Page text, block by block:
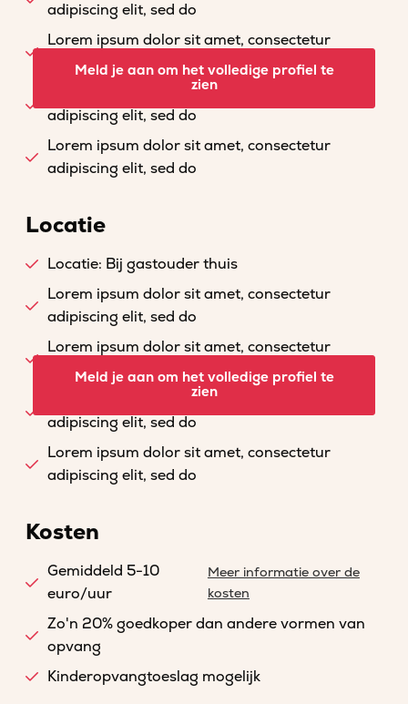
adipiscing elit, sed do
Lorem ipsum dolor sit amet, consectetur
adipiscing elit, sed do
Lorem ipsum dolor sit amet, consectetur
adipiscing elit, sed do
Lorem ipsum dolor sit amet, consectetur
adipiscing elit, sed do
Meld je aan om het volledige profiel te
zien
Locatie
Locatie: Bij gastouder thuis
Lorem ipsum dolor sit amet, consectetur
adipiscing elit, sed do
Lorem ipsum dolor sit amet, consectetur
adipiscing elit, sed do
Lorem ipsum dolor sit amet, consectetur
adipiscing elit, sed do
Lorem ipsum dolor sit amet, consectetur
adipiscing elit, sed do
Meld je aan om het volledige profiel te
zien
Kosten
Gemiddeld 5-10
euro/uur
Meer informatie over de
kosten
Zo'n 20% goedkoper dan andere vormen van
opvang
Kinderopvangtoeslag mogelijk